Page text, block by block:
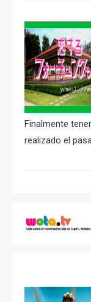
Finalmente
realizado el